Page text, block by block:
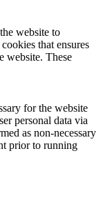
website to
that ensures
website. These
for the website
personal data via
as non-necessary
prior to running